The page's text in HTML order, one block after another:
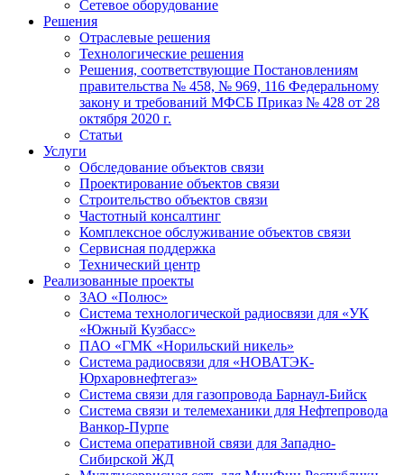
Сетевое оборудование
Решения
Отраслевые решения
Технологические решения
Решения, соответствующие Постановлениям
правительства № 458, № 969, 116 Федеральному
закону и требований МФСБ Приказ № 428 от 28
октября 2020 г.
Статьи
Услуги
Обследование объектов связи
Проектирование объектов связи
Строительство объектов связи
Частотный консалтинг
Комплексное обслуживание объектов связи
Сервисная поддержка
Технический центр
Реализованные проекты
ЗАО «Полюс»
Система технологической радиосвязи для «УК
«Южный Кузбасс»
ПАО «ГМК «Норильский никель»
Система радиосвязи для «НОВАТЭК-
Юрхаровнефтегаз»
Система связи для газопровода Барнаул-Бийск
Система связи и телемеханики для Нефтепровода
Ванкор-Пурпе
Система оперативной связи для Западно-
Сибирской ЖД